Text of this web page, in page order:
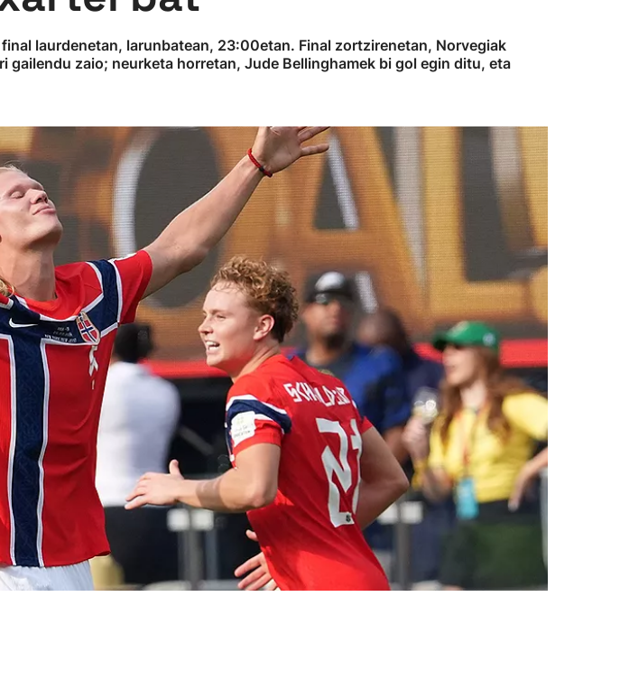
laurdenetan, larunbatean, 23:00etan. Final zortzirenetan, Norvegiak
zaio; neurketa horretan, Jude Bellinghamek bi gol egin ditu, eta